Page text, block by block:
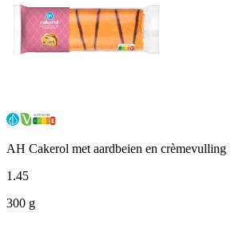
AH Cakerol met aardbeien en crèmevulling
1 .45
300 g